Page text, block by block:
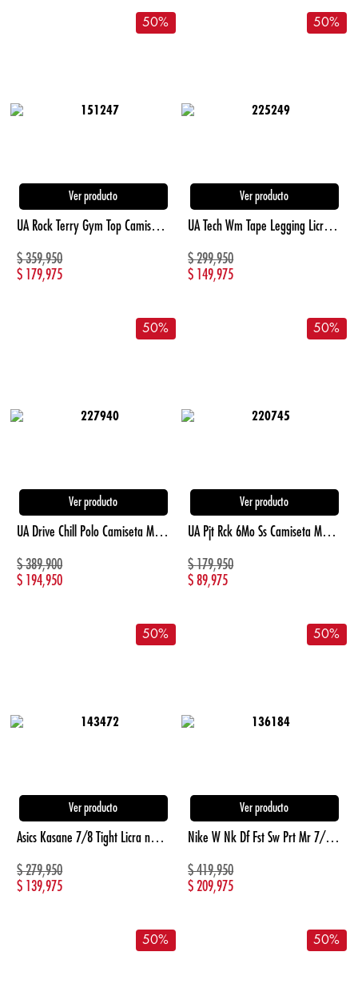
50%
Ver producto
UA Rock Terry Gym Top Camiseta Manga Corta azul de hombre para entrenamiento
$359,950
$ 179,975
50%
Ver producto
UA Tech Wm Tape Legging Licra negro de mujer para entrenamiento
$299,950
$ 149,975
50%
Ver producto
UA Drive Chill Polo Camiseta Manga Corta gris de hombre para golf
$389,900
$ 194,950
50%
Ver producto
UA Pjt Rck 6Mo Ss Camiseta Manga Corta verde de hombre lifestyle
$179,950
$89,975
50%
Ver producto
Asics Kasane 7/8 Tight Licra negro de mujer para correr
$279,950
$ 139,975
50%
Ver producto
Nike W Nk Df Fst Sw Prt Mr 7/8 Tght Licra azul de mujer para correr
$419,950
$209,975
50% 50%